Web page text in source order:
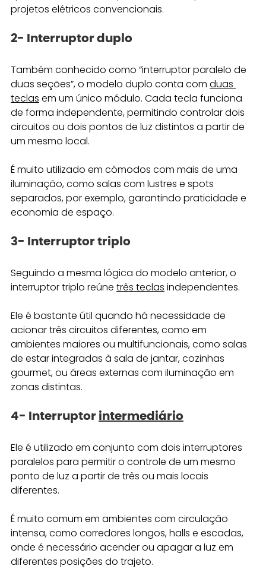
projetos elétricos convencionais.
2- Interruptor duplo
Também conhecido como “interruptor paralelo de
duas seções”, o modelo duplo conta com duas
teclas em um único módulo. Cada tecla funciona
de forma independente, permitindo controlar dois
circuitos ou dois pontos de luz distintos a partir de
um mesmo local.
É muito utilizado em cômodos com mais de uma
iluminação, como salas com lustres e spots
separados, por exemplo, garantindo praticidade e
economia de espaço.
3- Interruptor triplo
Seguindo a mesma lógica do modelo anterior, o
interruptor triplo reúne três teclas independentes.
Ele é bastante útil quando há necessidade de
acionar três circuitos diferentes, como em
ambientes maiores ou multifuncionais, como salas
de estar integradas à sala de jantar, cozinhas
gourmet, ou áreas externas com iluminação em
zonas distintas.
4- Interruptor intermediário
Ele é utilizado em conjunto com dois interruptores
paralelos para permitir o controle de um mesmo
ponto de luz a partir de três ou mais locais
diferentes.
É muito comum em ambientes com circulação
intensa, como corredores longos, halls e escadas,
onde é necessário acender ou apagar a luz em
diferentes posições do trajeto.